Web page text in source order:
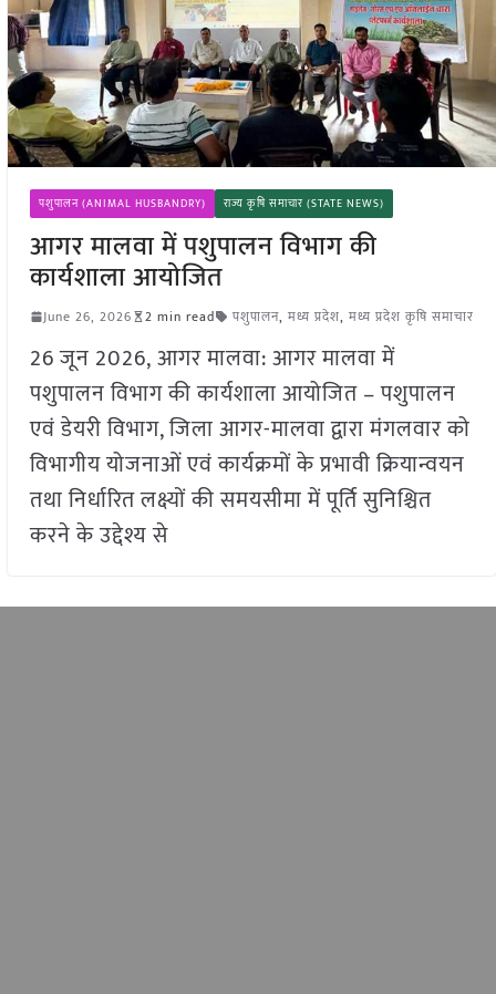
पशुपालन (ANIMAL HUSBANDRY) राज्य कृषि समाचार (STATE NEWS)
आगर मालवा में पशुपालन विभाग की
कार्यशाला आयोजित
June 26, 2026 2 min read पशुपालन, मध्य प्रदेश, मध्य प्रदेश कृषि समाचार
26 जून 2026, आगर मालवा: आगर मालवा में
पशुपालन विभाग की कार्यशाला आयोजित – पशुपालन
एवं डेयरी विभाग, जिला आगर-मालवा द्वारा मंगलवार को
विभागीय योजनाओं एवं कार्यक्रमों के प्रभावी क्रियान्वयन
तथा निर्धारित लक्ष्यों की समयसीमा में पूर्ति सुनिश्चित
करने के उद्देश्य से